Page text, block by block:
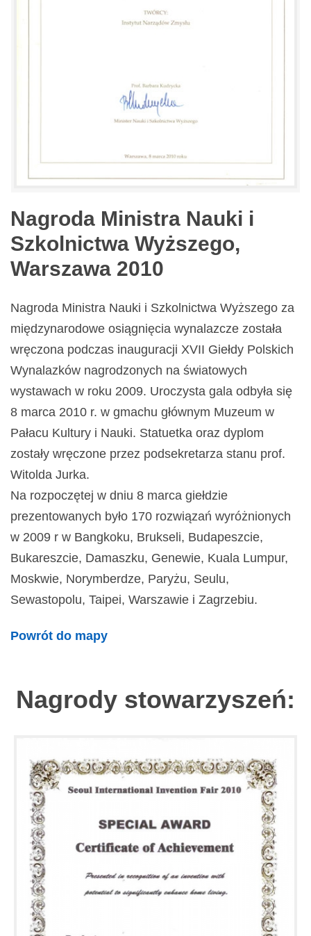
Nagroda Ministra Nauki i
Szkolnictwa Wyższego,
Warszawa 2010
Nagroda Ministra Nauki i Szkolnictwa Wyższego za
międzynarodowe osiągnięcia wynalazcze została
wręczona podczas inauguracji XVII Giełdy Polskich
Wynalazków nagrodzonych na światowych
wystawach w roku 2009. Uroczysta gala odbyła się
8 marca 2010 r. w gmachu głównym Muzeum w
Pałacu Kultury i Nauki. Statuetka oraz dyplom
zostały wręczone przez podsekretarza stanu prof.
Witolda Jurka.
Na rozpoczętej w dniu 8 marca giełdzie
prezentowanych było 170 rozwiązań wyróżnionych
w 2009 r w Bangkoku, Brukseli, Budapeszcie,
Bukareszcie, Damaszku, Genewie, Kuala Lumpur,
Moskwie, Norymberdze, Paryżu, Seulu,
Sewastopolu, Taipei, Warszawie i Zagrzebiu.
Powrót do mapy
Nagrody stowarzyszeń: